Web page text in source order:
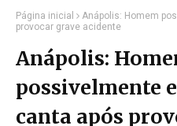
Página inicial
Anápolis: Homem
provocar grave acidente
Anápolis:
possivelmente
canta após